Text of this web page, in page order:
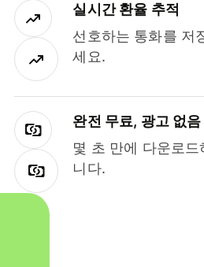
실시간 환율 추적
선호하는 통화를 저
세요.
완전 무료, 광고 없음
몇 초 만에 다운로
니다.